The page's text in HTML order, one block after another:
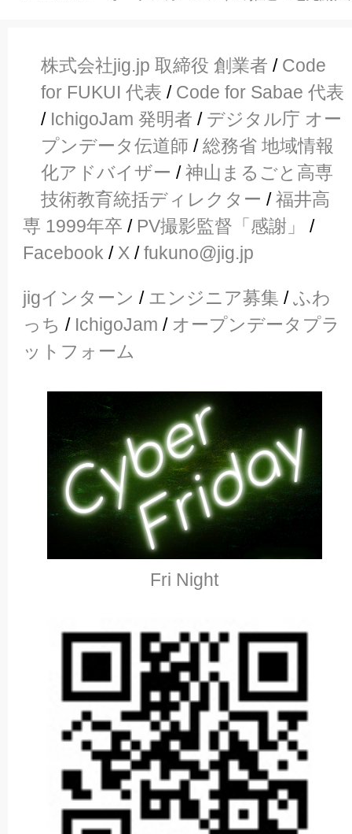
株式会社jig.jp 取締役 創業者 / Code
for FUKUI 代表 / Code for Sabae 代表
/ IchigoJam 発明者 / デジタル庁 オー
プンデータ伝道師 /総務省 地域情報
化アドバイザー /神山まるごと高専
技術教育統括ディレクター /福井高
専 1999年卒 / PV撮影監督「感謝」
/
Facebook / X /fukuno@jig.jp
jigインターン / エンジニア募集 /ふわ
っち / IchigoJam / オープンデータプラ
ットフォーム
Fri Night